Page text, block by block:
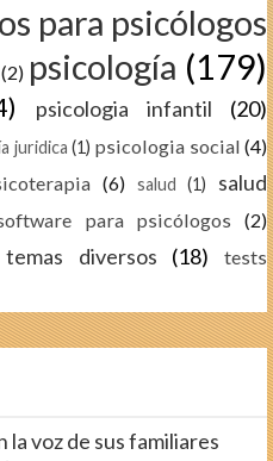
para psicólogos
(2) psicología (179)
psicologia infantil (20)
juridica (1) psicologia social (4)
(6) salud (1)
salud
para psicólogos
(2)
temas diversos (18)
tests
la voz de sus familiares